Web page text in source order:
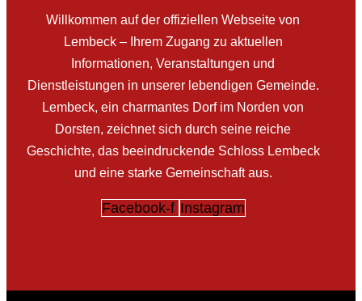
Willkommen auf der offiziellen Webseite von
Lembeck – Ihrem Zugang zu aktuellen
Informationen, Veranstaltungen und
Dienstleistungen in unserer lebendigen Gemeinde.
Lembeck, ein charmantes Dorf im Norden von
Dorsten, zeichnet sich durch seine reiche
Geschichte, das beeindruckende Schloss Lembeck
und eine starke Gemeinschaft aus.
Facebook-f Instagram